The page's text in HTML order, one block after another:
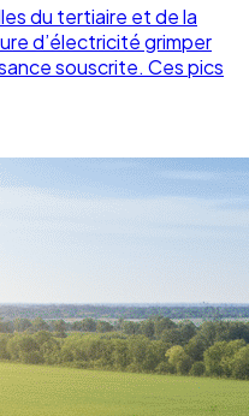
du tertiaire et de la
d’électricité grimper
souscrite. Ces pics